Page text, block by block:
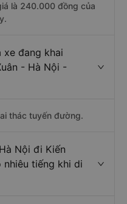
là 240.000 đồng của
xe đang khai
- Hà Nội -
thác tuyến đường.
Nội đi Kiến
nhiêu tiếng khi di